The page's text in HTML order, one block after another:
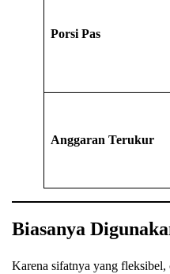
Porsi Pas
Anggaran Terukur
Biasanya
Karena sifatnya yang fleksibel,